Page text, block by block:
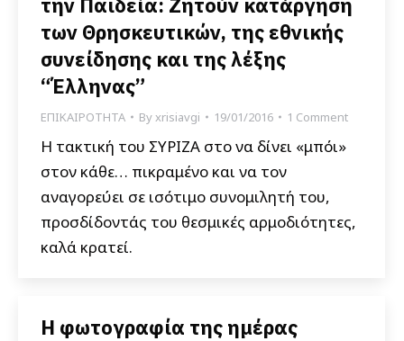
των Θρησκευτικών, της εθνικής
συνείδησης και της λέξης
“Έλληνας”
ΕΠΙΚΑΙΡΟΤΗΤΑ Byxrisiavgi 19/01/2016 1 Comment
Η τακτική του ΣΥΡΙΖΑ στο να δίνει «μπόι»
στον κάθε… πικραμένο και να τον
αναγορεύει σε ισότιμο συνομιλητή του,
προσδίδοντάς του θεσμικές αρμοδιότητες,
καλά κρατεί.
Η φωτογραφία της ημέρας